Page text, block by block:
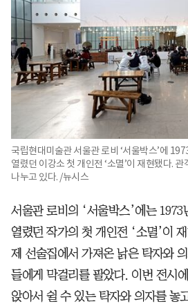
국립현대미술관 서울관 로비 ‘서울박스’에
열렸던 이강소 첫 개인전 ‘소멸’이 재현됐다.
나누고 있다. /뉴시스
서울관 로비의 ‘서울박스’에는 1973
열렸던 작가의 첫 개인전 ‘소멸’이
제 선술집에서 가져온 낡은 탁자와
들에게 막걸리를 팔았다. 이번 전시
앉아서 쉴 수 있는 탁자와 의자를 놓